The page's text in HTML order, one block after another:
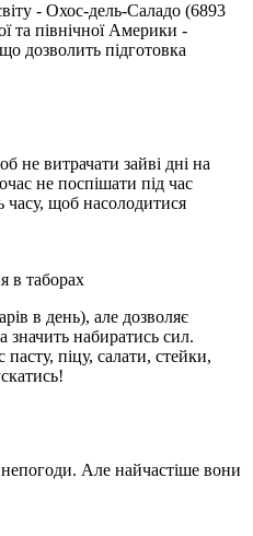
- Охос-дель-Саладо (6893
та північної Америки -
дозволить підготовка
не витрачати зайві дні на
не поспішати під час
часу, щоб насолодитися
в таборах
в день), але дозволяє
значить набиратись сил.
піцу, салати, стейки,
Але найчастіше вони